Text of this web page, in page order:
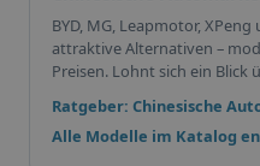
BYD, MG, Leapmotor,
attraktive Alternativen –
Preisen. Lohnt sich ein Blick
Ratgeber: Chinesische
Alle Modelle im Katalog